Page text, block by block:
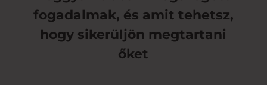
fogadalmak, és amit tehetsz,
hogy sikerüljön megtartani
őket